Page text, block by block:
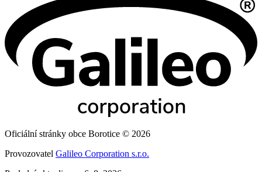
Oficiální stránky obce Borotice © 2026
Provozovatel Galileo Corporation s.r.o.